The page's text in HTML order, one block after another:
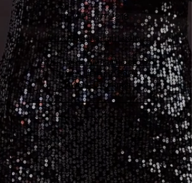
322
+359 88 777 2218
office@asya-light.com
бул. „Братя Миладинови“ 8,
Сливен Център, 8804
Сливен, България